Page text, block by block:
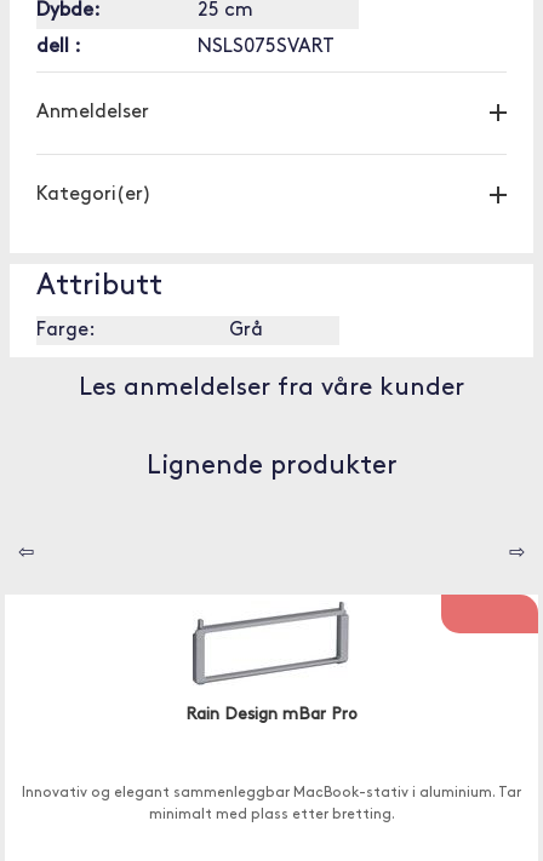
Dybde:
25 cm
dell :
NSLS075SVART
Anmeldelser
Kategori(er)
Attributt
Farge: Grå
Les anmeldelser fra våre kunder
Lignende produkter
⇦ ⇨
Rain Design mBar Pro
Innovativ og elegant sammenleggbar MacBook-stativ i aluminium. Tar
minimalt med plass etter bretting.